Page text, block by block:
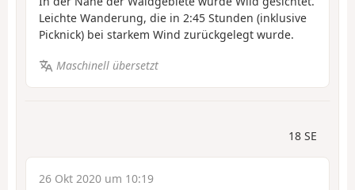
Leichte Wanderung, die in 2:45 Stunden (inklusive
Picknick) bei starkem Wind zurückgelegt wurde.
Maschinell übersetzt
18 SE
26 Okt 2020 um 10:19